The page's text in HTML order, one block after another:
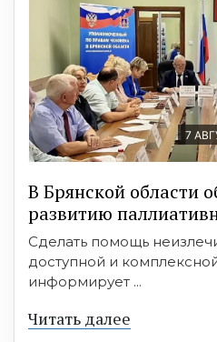
7
В Брянской области
развитию
Сделать помощь
доступной и
информирует ...
Читать далее